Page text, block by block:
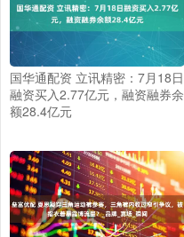
国华通配资 立讯精密：7月18日
融资买入2.77亿元，融资融券余
额28.4亿元